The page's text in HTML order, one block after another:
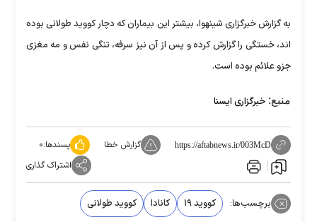
به گزارش خبرگزاری شینهوا، بیشتر این بیماران که دچار کووید طولانی بوده
اند، خستگی را گزارش کرده و پس از آن نیز سرفه، تنگی نفس و مه مغزی
جزو علائم بوده است.
منبع: خبرگزاری ایسنا
https://aftabnews.ir/003McD گزارش خطا پسندها:۰
اشتراک گذاری
برچسب‌ها: کووید ۱۹ کانادا کووید طولانی